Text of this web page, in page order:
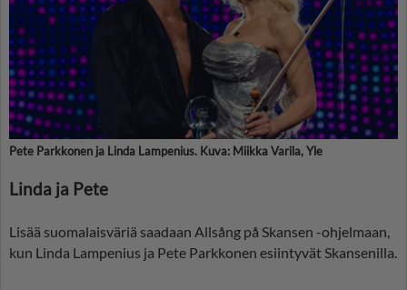
Pete Parkkonen ja Linda Lampenius. Kuva: Miikka Varila, Yle
Linda ja Pete
Lisää suomalaisväriä saadaan Allsång på Skansen -ohjelmaan,
kun Linda Lampenius ja Pete Parkkonen esiintyvät Skansenilla.